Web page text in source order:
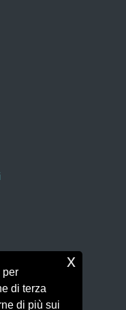
per
di terza
di più sui
x